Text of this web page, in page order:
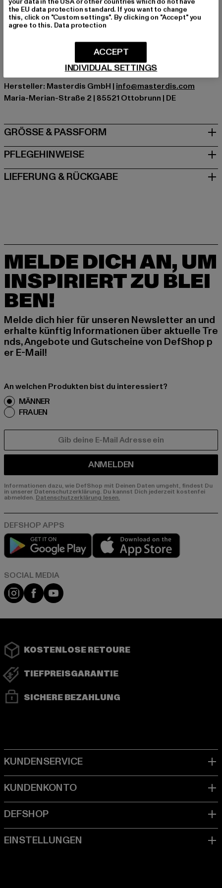
Marke: MSTRDS
Kat.: Bags & Luggage
Farbe: neongrün
Materialzusammensetzung: 100% Polyester
Art.Nr: 10619-00161
Hersteller: Masterdis GmbH | info@masterdis.com
Maria-Merian-Straße 2 | 85521 Ottobrunn | DE
GRÖSSE & PASSFORM
PFLEGEHINWEISE
LIEFERUNG & RÜCKGABE
MELDE DICH AN, UM
INSPIRIERT ZU BLEI
BEN!
Melde dich hier für unseren Newsletter an und
erhalte künftig Informationen über aktuelle Tre
nds, Angebote und Gutscheine von DefShop p
er E-Mail!
An welchen Produkten bist du interessiert?
MÄNNER
FRAUEN
ANMELDEN
Informationen dazu, wie DefShop mit Deinen Daten umgeht, findest Du
in unserer Datenschutzerklärung. Du kannst Dich jederzeit kostenfei
abmelden. Datenschutzerklärung lesen.
Play market
Instagram
FacebookYouTube
KOSTENLOSE RETOURE
TIEFPREISGARANTIE
SICHERE BEZAHLUNG
the EU data protection standard. If you want to change
this, click on "Custom settings". By clicking on "Accept" you
agree to this. Data protection
INDIVIDUAL SETTINGS
ACCEPT